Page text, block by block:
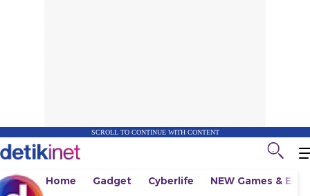
SCROLL TO CONTINUE WITH CONTENT
Home Gadget Cyberlife NEW Games &